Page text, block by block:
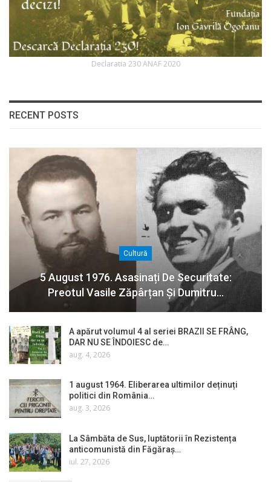
Declaratia 230 ANAF 2020
RECENT POSTS
Cultură
5 August 1976. Asasinați De Securitate:
Preotul Vasile Zăpârțan Și Dumitru…
A apărut volumul 4 al seriei BRAZII SE FRÂNG,
DAR NU SE ÎNDOIESC de…
aug. 4, 2026
1 august 1964. Eliberarea ultimilor deținuți
politici din România…
aug. 3, 2026
La Sâmbăta de Sus, luptătorii în Rezistența
anticomunistă din Făgăraș…
iul. 27, 2026